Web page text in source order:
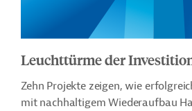
Leuchttürme der
Zehn Projekte zeigen, wie
mit nachhaltigem Wiederaufbau